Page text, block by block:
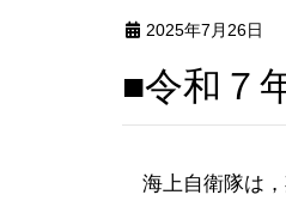
2025年7月26日
■令和
海上自衛隊は，